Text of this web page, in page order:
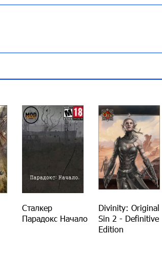
Сталкер
Парадокс Начало
Divinity: Original
Sin 2 - Definitive
Edition